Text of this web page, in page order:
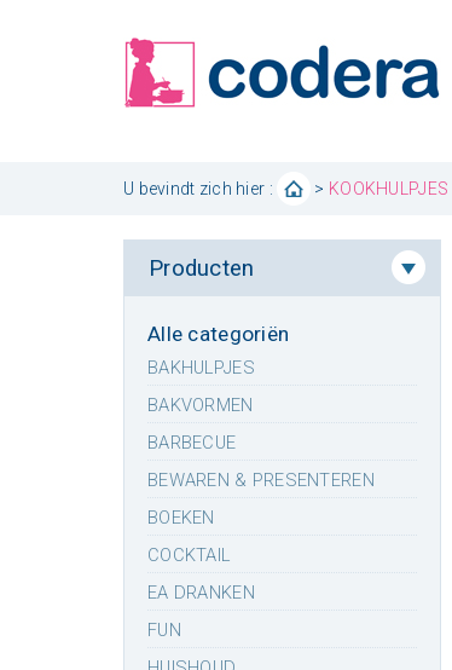
U bevindt zich hier : > KOOKHULPJES
Producten
Alle categoriën
BAKHULPJES
BAKVORMEN
BARBECUE
BEWAREN & PRESENTEREN
BOEKEN
COCKTAIL
EA DRANKEN
FUN